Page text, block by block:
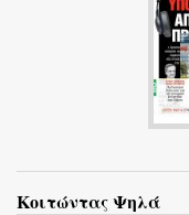
Κοιτώντας Ψηλά